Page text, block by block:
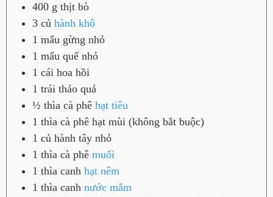
400 g thịt bò
3 củ hành khô
1 mẩu gừng nhỏ
1 mẩu quế nhỏ
1 cái hoa hồi
1 trái thảo quả
½ thìa cà phê hạt tiêu
1 thìa cà phê hạt mùi (không bắt buộc)
1 củ hành tây nhỏ
1 thìa cà phê muối
1 thìa canh hạt nêm
1 thìa canh nước mắm